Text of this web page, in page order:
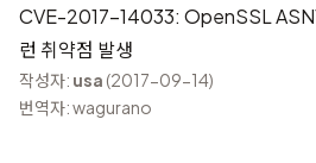
CVE-2017-14033: OpenSSL ASN1
런 취약점 발생
작성자: usa (2017-09-14)
번역자: wagurano